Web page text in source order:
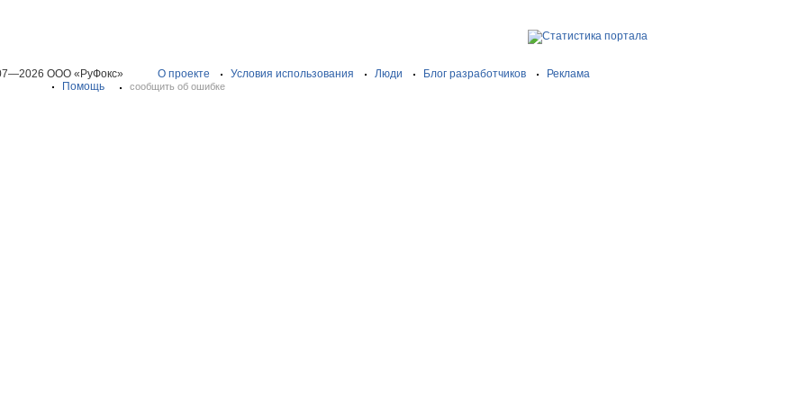
ООО «РуФокс» О проекте Условия использования Люди Блог разработчиков
Реклама
Помощь
сообщить об ошибке